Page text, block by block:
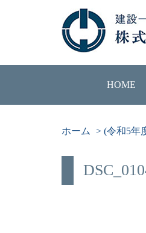
HOME
ホーム > (令和5年